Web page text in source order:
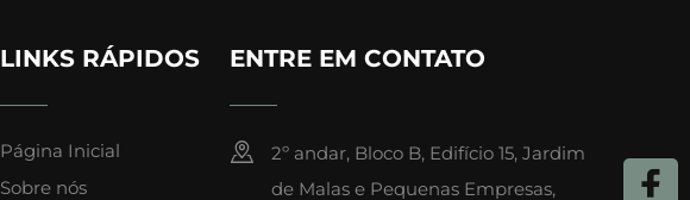
LINKS RÁPIDOS
Página Inicial
Sobre nós
ENTRE EM CONTATO
2º andar, Bloco B, Edifício 15, Jardim
de Malas e Pequenas Empresas,